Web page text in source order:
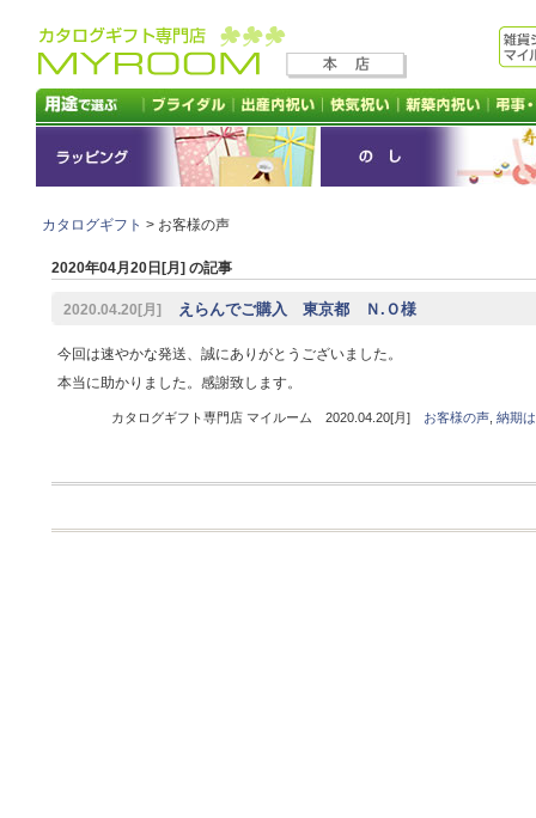
カタログギフト > お客様の声
2020年04月20日[月] の記事
2020.04.20[月] えらんでご購入 東京都 Ｎ.Ｏ様
今回は速やかな発送、誠にありがとうございました。
本当に助かりました。感謝致します。
カタログギフト専門店 マイルーム 2020.04.20[月] お客様の声, 納期